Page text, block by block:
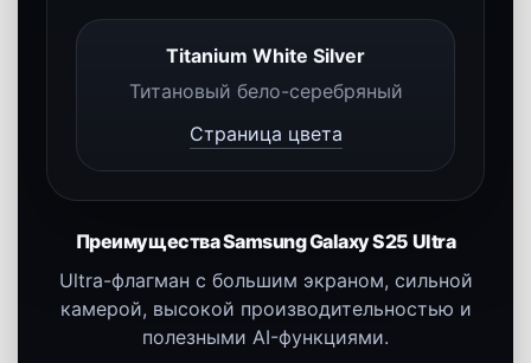
Титановый чёрный
Страница цвета
Titanium Grey
Титановый серый
Страница цвета